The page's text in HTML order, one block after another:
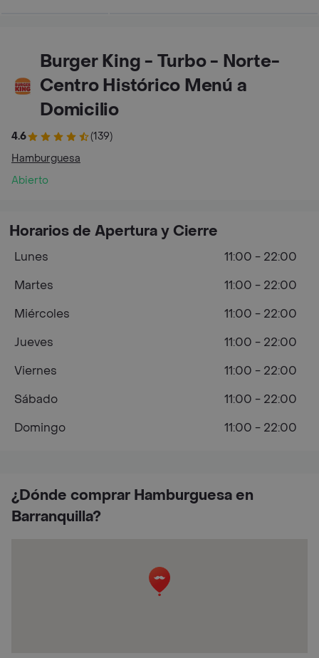
Burger King - Turbo - Norte-
Centro Histórico Menú a
Domicilio
4.6
(139)
Hamburguesa
Abierto
¿Dónde comprar Hamburguesa en
Barranquilla?
Horarios de Apertura y Cierre
Lunes
11:00 - 22:00
Martes
11:00 - 22:00
Miércoles
11:00 - 22:00
Jueves
11:00 - 22:00
Viernes
11:00 - 22:00
Sábado
11:00 - 22:00
Domingo
11:00 - 22:00